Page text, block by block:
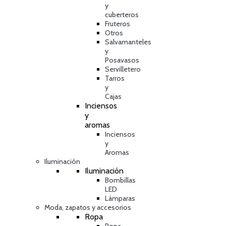
y
cuberteros
Fruteros
Otros
Salvamanteles
y
Posavasos
Servilletero
Tarros
y
Cajas
Inciensos
y
aromas
Inciensos
y
Aromas
Iluminación
Iluminación
Bombillas
LED
Lámparas
Moda, zapatos y accesorios
Ropa